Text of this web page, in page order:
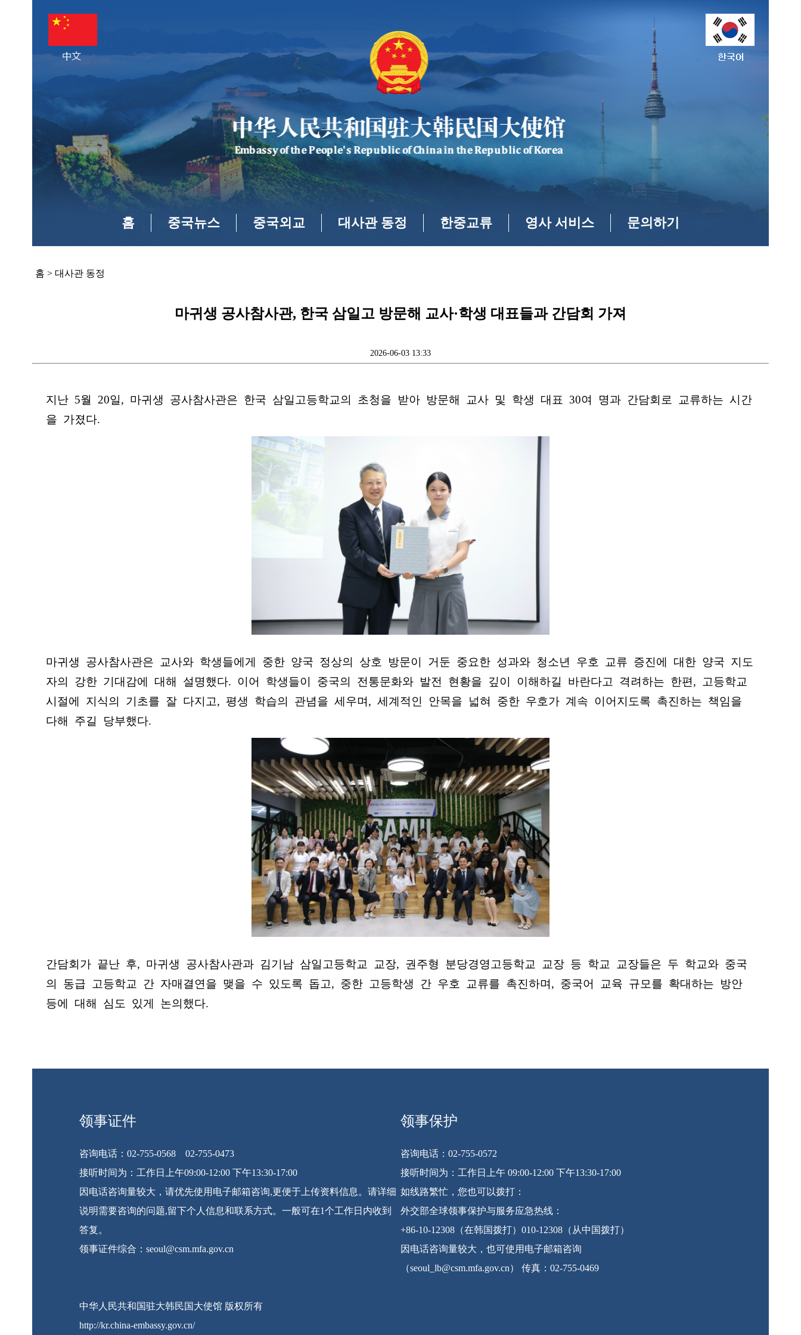
홈 중국뉴스 중국외교 대사관 동정 한중교류 영사 서비스 문의하기
홈 > 대사관 동정
마귀생 공사참사관, 한국 삼일고 방문해 교사·학생 대표들과 간담회 가져
2026-06-03 13:33
지난 5월 20일, 마귀생 공사참사관은 한국 삼일고등학교의 초청을 받아 방문해 교사 및 학생 대표 30여 명과 간담회로 교류하는 시간
을 가졌다.
마귀생 공사참사관은 교사와 학생들에게 중한 양국 정상의 상호 방문이 거둔 중요한 성과와 청소년 우호 교류 증진에 대한 양국 지도
자의 강한 기대감에 대해 설명했다. 이어 학생들이 중국의 전통문화와 발전 현황을 깊이 이해하길 바란다고 격려하는 한편, 고등학교
시절에 지식의 기초를 잘 다지고, 평생 학습의 관념을 세우며, 세계적인 안목을 넓혀 중한 우호가 계속 이어지도록 촉진하는 책임을
다해 주길 당부했다.
간담회가 끝난 후, 마귀생 공사참사관과 김기남 삼일고등학교 교장, 권주형 분당경영고등학교 교장 등 학교 교장들은 두 학교와 중국
의 동급 고등학교 간 자매결연을 맺을 수 있도록 돕고, 중한 고등학생 간 우호 교류를 촉진하며, 중국어 교육 규모를 확대하는 방안
등에 대해 심도 있게 논의했다.
领事证件
咨询电话：02-755-0568 02-755-0473
接听时间为：工作日上午09:00-12:00 下午13:30-17:00
因电话咨询量较大，请优先使用电子邮箱咨询,更便于上传资料信息。请详细
说明需要咨询的问题,留下个人信息和联系方式。一般可在1个工作日内收到
答复。
领事证件综合：seoul@csm.mfa.gov.cn
中华人民共和国驻大韩民国大使馆 版权所有
http://kr.china-embassy.gov.cn/
领事保护
咨询电话：02-755-0572
接听时间为：工作日上午 09:00-12:00 下午13:30-17:00
如线路繁忙，您也可以拨打：
外交部全球领事保护与服务应急热线：
+86-10-12308（在韩国拨打）010-12308（从中国拨打）
因电话咨询量较大，也可使用电子邮箱咨询
（seoul_lb@csm.mfa.gov.cn） 传真：02-755-0469